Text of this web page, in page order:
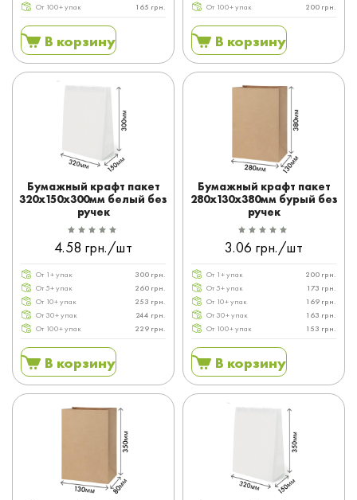
От 100+ упак
165 грн.
В корзину
От 100+ упак
200 грн.
В корзину
Бумажный крафт пакет
320x150x300мм белый без
ручек
4.58 грн./шт
От 1+ упак
300 грн.
От 5+ упак
260 грн.
От 10+ упак
253 грн.
От 30+ упак
244 грн.
От 100+ упак
229 грн.
В корзину
Бумажный крафт пакет
280x130x380мм бурый без
ручек
3.06 грн./шт
От 1+ упак
200 грн.
От 5+ упак
173 грн.
От 10+ упак
169 грн.
От 30+ упак
163 грн.
От 100+ упак
153 грн.
В корзину